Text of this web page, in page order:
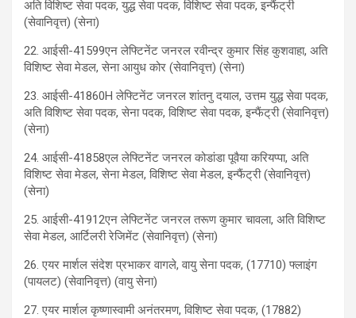
अति विशिष्ट सेवा पदक, युद्ध सेवा पदक, विशिष्ट सेवा पदक, इन्फैंट्री
(सेवानिवृत्त) (सेना)
22. आईसी-41599एन लेफ्टिनेंट जनरल रवीन्द्र कुमार सिंह कुशवाहा, अति
विशिष्ट सेवा मेडल, सेना आयुध कोर (सेवानिवृत्त) (सेना)
23. आईसी-41860H लेफ्टिनेंट जनरल शांतनु दयाल, उत्तम युद्ध सेवा पदक,
अति विशिष्ट सेवा पदक, सेना पदक, विशिष्ट सेवा पदक, इन्फैंट्री (सेवानिवृत्त)
(सेना)
24. आईसी-41858एल लेफ्टिनेंट जनरल कोडांडा पूवैया करियप्पा, अति
विशिष्ट सेवा मेडल, सेना मेडल, विशिष्ट सेवा मेडल, इन्फैंट्री (सेवानिवृत्त)
(सेना)
25. आईसी-41912एन लेफ्टिनेंट जनरल तरूण कुमार चावला, अति विशिष्ट
सेवा मेडल, आर्टिलरी रेजिमेंट (सेवानिवृत्त) (सेना)
26. एयर मार्शल संदेश प्रभाकर वागले, वायु सेना पदक, (17710) फ्लाइंग
(पायलट) (सेवानिवृत्त) (वायु सेना)
27. एयर मार्शल कृष्णास्वामी अनंतरमण, विशिष्ट सेवा पदक, (17882)